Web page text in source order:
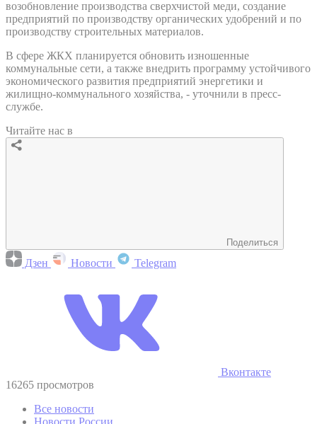
возобновление производства сверхчистой меди, создание
предприятий по производству органических удобрений и по
производству строительных материалов.
В сфере ЖКХ планируется обновить изношенные
коммунальные сети, а также внедрить программу устойчивого
экономического развития предприятий энергетики и
жилищно-коммунального хозяйства, - уточнили в пресс-
службе.
Читайте нас в
Поделиться
Дзен Новости Telegram
Вконтакте
16265 просмотров
Все новости
Новости России